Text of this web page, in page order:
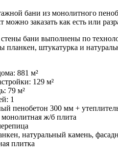
бани из монолитного
можно заказать как есть или
бани выполнены по
планкен, штукатурка и
881 м²
129 м²
79 м²
1
пенобетон 300 мм +
ж/б плита
натуральный камень,
плитка